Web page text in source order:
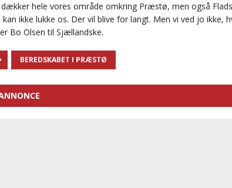
dækker hele vores område omkring Præstø, men også
kan ikke lukke os. Der vil blive for langt. Men vi ved jo ikke,
Bo Olsen til Sjællandske.
BEREDSKABET I PRÆSTØ